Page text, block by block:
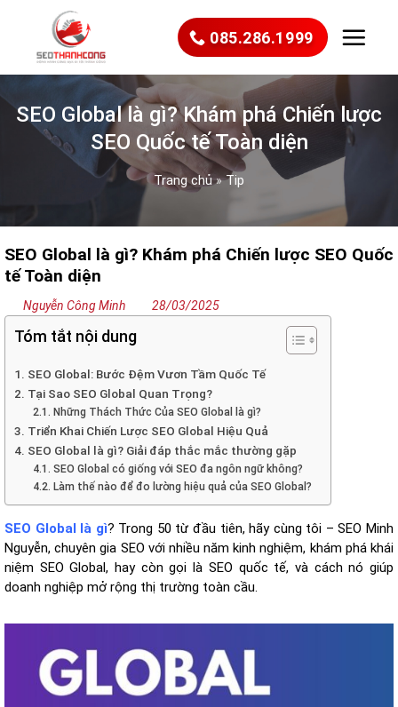
dung
085.286.1999
SEO Global là gì? Khám phá Chiến lược
SEO Quốc tế Toàn diện
Trang chủ » Tip
SEO Global là gì? Khám phá Chiến lược SEO Quốc
tế Toàn diện
Nguyễn Công Minh 28/03/2025
Tóm tắt nội dung
1. SEO Global: Bước Đệm Vươn Tầm Quốc Tế
2. Tại Sao SEO Global Quan Trọng?
2.1. Những Thách Thức Của SEO Global là gì?
3. Triển Khai Chiến Lược SEO Global Hiệu Quả
4. SEO Global là gì? Giải đáp thắc mắc thường gặp
4.1. SEO Global có giống với SEO đa ngôn ngữ không?
4.2. Làm thế nào để đo lường hiệu quả của SEO Global?
SEO Global là gì? Trong 50 từ đầu tiên, hãy cùng tôi – SEO Minh
Nguyễn, chuyên gia SEO với nhiều năm kinh nghiệm, khám phá khái
niệm SEO Global, hay còn gọi là SEO quốc tế, và cách nó giúp
doanh nghiệp mở rộng thị trường toàn cầu.